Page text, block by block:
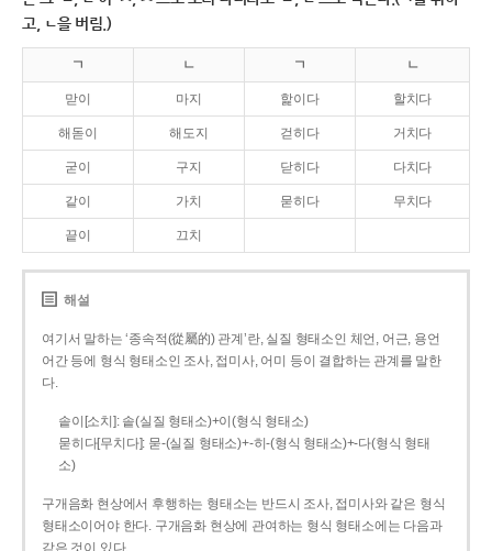
고, ㄴ을 버림.)
ㄱ ㄴ ㄱ ㄴ
맏이 마지 핥이다 할치다
해돋이 해도지 걷히다 거치다
굳이 구지 닫히다 다치다
같이 가치 묻히다 무치다
끝이 끄치
해설
여기서 말하는 ‘종속적(從屬的) 관계’란, 실질 형태소인 체언, 어근, 용언
어간 등에 형식 형태소인 조사, 접미사, 어미 등이 결합하는 관계를 말한
다.
솥이[소치]: 솥(실질 형태소)+이(형식 형태소)
묻히다[무치다]: 묻­-(실질 형태소)+­-히­-(형식 형태소)+-다(형식 형태
소)
구개음화 현상에서 후행하는 형태소는 반드시 조사, 접미사와 같은 형식
형태소이어야 한다. 구개음화 현상에 관여하는 형식 형태소에는 다음과
같은 것이 있다.